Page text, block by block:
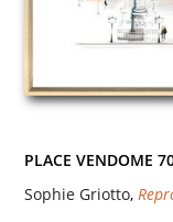
PLACE VENDOME
Sophie Griotto,